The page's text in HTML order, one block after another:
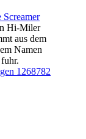
Screamer
Hi-Miler
aus dem
Namen
1268782